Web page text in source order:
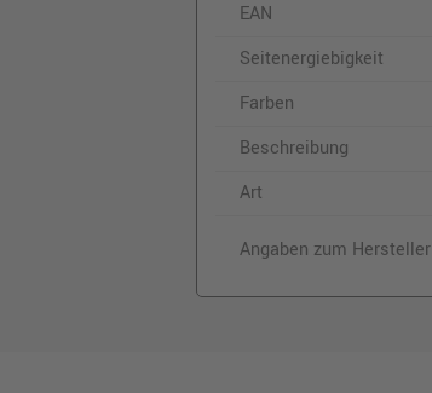
EAN
Seitenergiebigkeit
Farben
Beschreibung
Art
Angaben zum Hersteller